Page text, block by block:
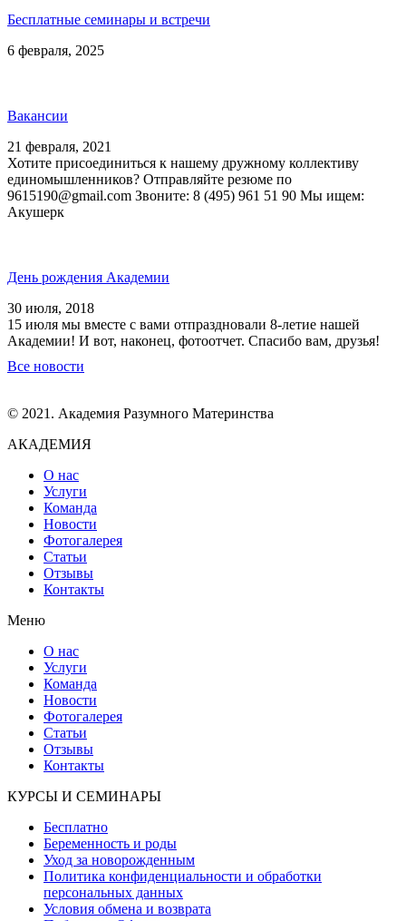
Бесплатные семинары и встречи
6 февраля, 2025
Вакансии
21 февраля, 2021
Хотите присоединиться к нашему дружному коллективу
единомышленников? Отправляйте резюме по
9615190@gmail.com Звоните: 8 (495) 961 51 90 Мы ищем:
Акушерк
День рождения Академии
30 июля, 2018
15 июля мы вместе с вами отпраздновали 8-летие нашей
Академии! И вот, наконец, фотоотчет. Спасибо вам, друзья!
Все новости
© 2021. Академия Разумного Материнства
АКАДЕМИЯ
О нас
Услуги
Команда
Новости
Фотогалерея
Статьи
Отзывы
Контакты
Меню
О нас
Услуги
Команда
Новости
Фотогалерея
Статьи
Отзывы
Контакты
КУРСЫ И СЕМИНАРЫ
Беcплатно
Беременность и роды
Уход за новорожденным
Политика конфиденциальности и обработки
персональных данных
Условия обмена и возврата